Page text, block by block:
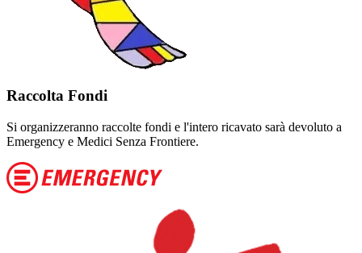
Raccolta Fondi
Si organizzeranno raccolte fondi e l'intero ricavato sarà devoluto a
Emergency e Medici Senza Frontiere.